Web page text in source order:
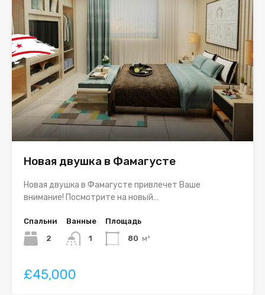
Новая двушка в Фамагусте
Новая двушка в Фамагусте привлечет Ваше
внимание! Посмотрите на новый…
Спальни
2
Ванные
1
Площадь
80 м²
£45,000